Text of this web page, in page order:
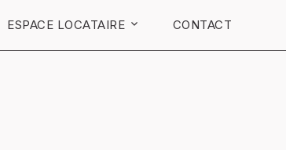
ESPACE LOCATAIRE CONTACT